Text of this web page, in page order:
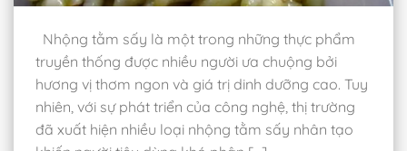
Nhộng tằm sấy là một trong những thực phẩm
truyền thống được nhiều người ưa chuộng bởi
hương vị thơm ngon và giá trị dinh dưỡng cao. Tuy
nhiên, với sự phát triển của công nghệ, thị trường
đã xuất hiện nhiều loại nhộng tằm sấy nhân tạo